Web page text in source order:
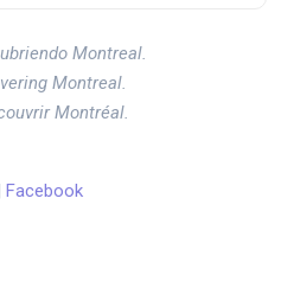
Montreal.
Montreal.
Montréal.
Facebook